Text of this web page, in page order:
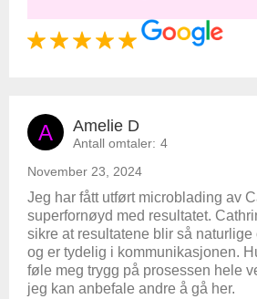
A Amelie D
Antall omtaler: 4
November 23, 2024
Jeg har fått utført microblading av
superfornøyd med resultatet.
sikre at resultatene blir så
og er tydelig i kommunikasjonen.
føle meg trygg på prosessen hele
jeg kan anbefale andre å gå her.